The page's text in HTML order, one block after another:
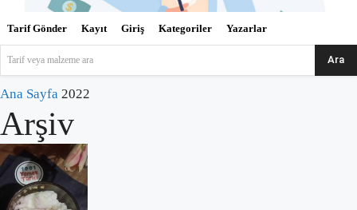
Tarif Gönder Kayıt Giriş Kategoriler Yazarlar
Tarif veya malzeme ara Ara
Ana Sayfa 2022
Arşiv